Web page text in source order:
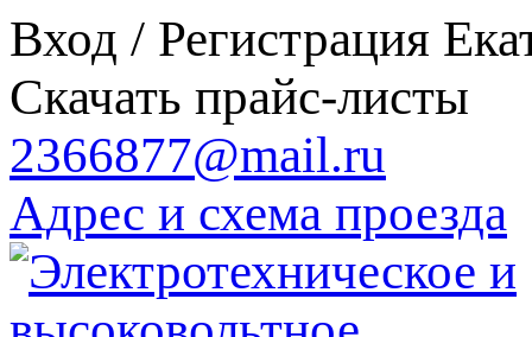
Вход / Регистрация
Скачать прайс-листы
2366877@mail.ru
Адрес и схема проезда